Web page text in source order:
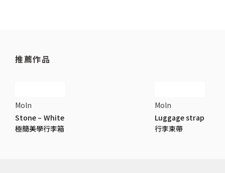
推薦作品
Moln
Stone – White
極簡美學行李箱
Moln
Luggage strap
行李束帶